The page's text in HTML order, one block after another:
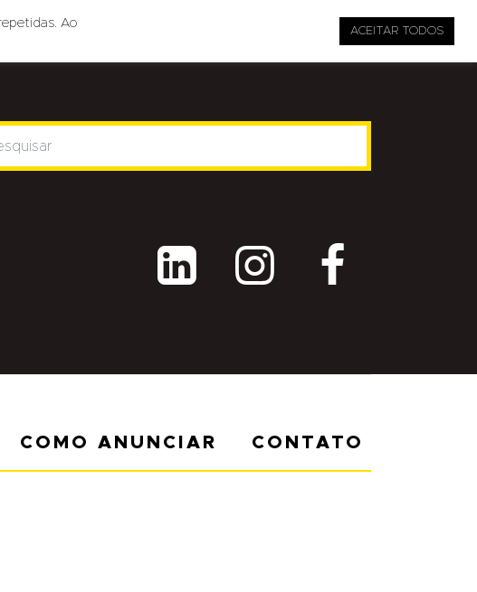
pauta@revistati.com.br



COMO ANUNCIAR CONTATO
Ao
ACEITAR TODOS